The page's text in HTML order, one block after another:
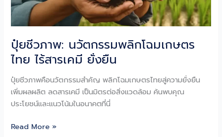
ปุ๋ยชีวภาพ: นวัตกรรมพลิกโฉมเกษตร
ไทย ไร้สารเคมี ยั่งยืน
ปุ๋ยชีวภาพคือนวัตกรรมสำคัญ พลิกโฉมเกษตรไทยสู่ความยั่งยืน
เพิ่มผลผลิต ลดสารเคมี เป็นมิตรต่อสิ่งแวดล้อม ค้นพบคุณ
ประโยชน์และแนวโน้มในอนาคตที่นี่
ปุ๋ย
Read More »